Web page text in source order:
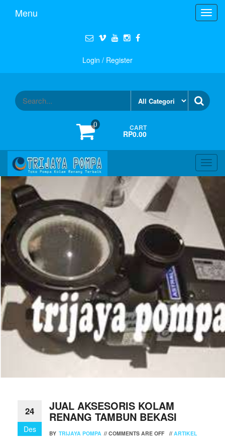
Menu
Login / Register
0 CART
RP0.00
24
Des
JUAL AKSESORIS KOLAM
RENANG TAMBUN BEKASI
BY TRIJAYA POMPA // COMMENTS ARE OFF // ARTIKEL